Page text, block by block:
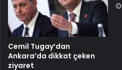
Cemil Tugay’dan
Ankara’da dikkat çeken
ziyaret